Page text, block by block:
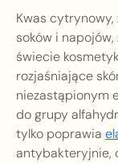
Kwas cytrynowy,
soków i
świecie
rozjaśniające
niezastąpionym
do grupy
tylko poprawia
antybakteryjnie,